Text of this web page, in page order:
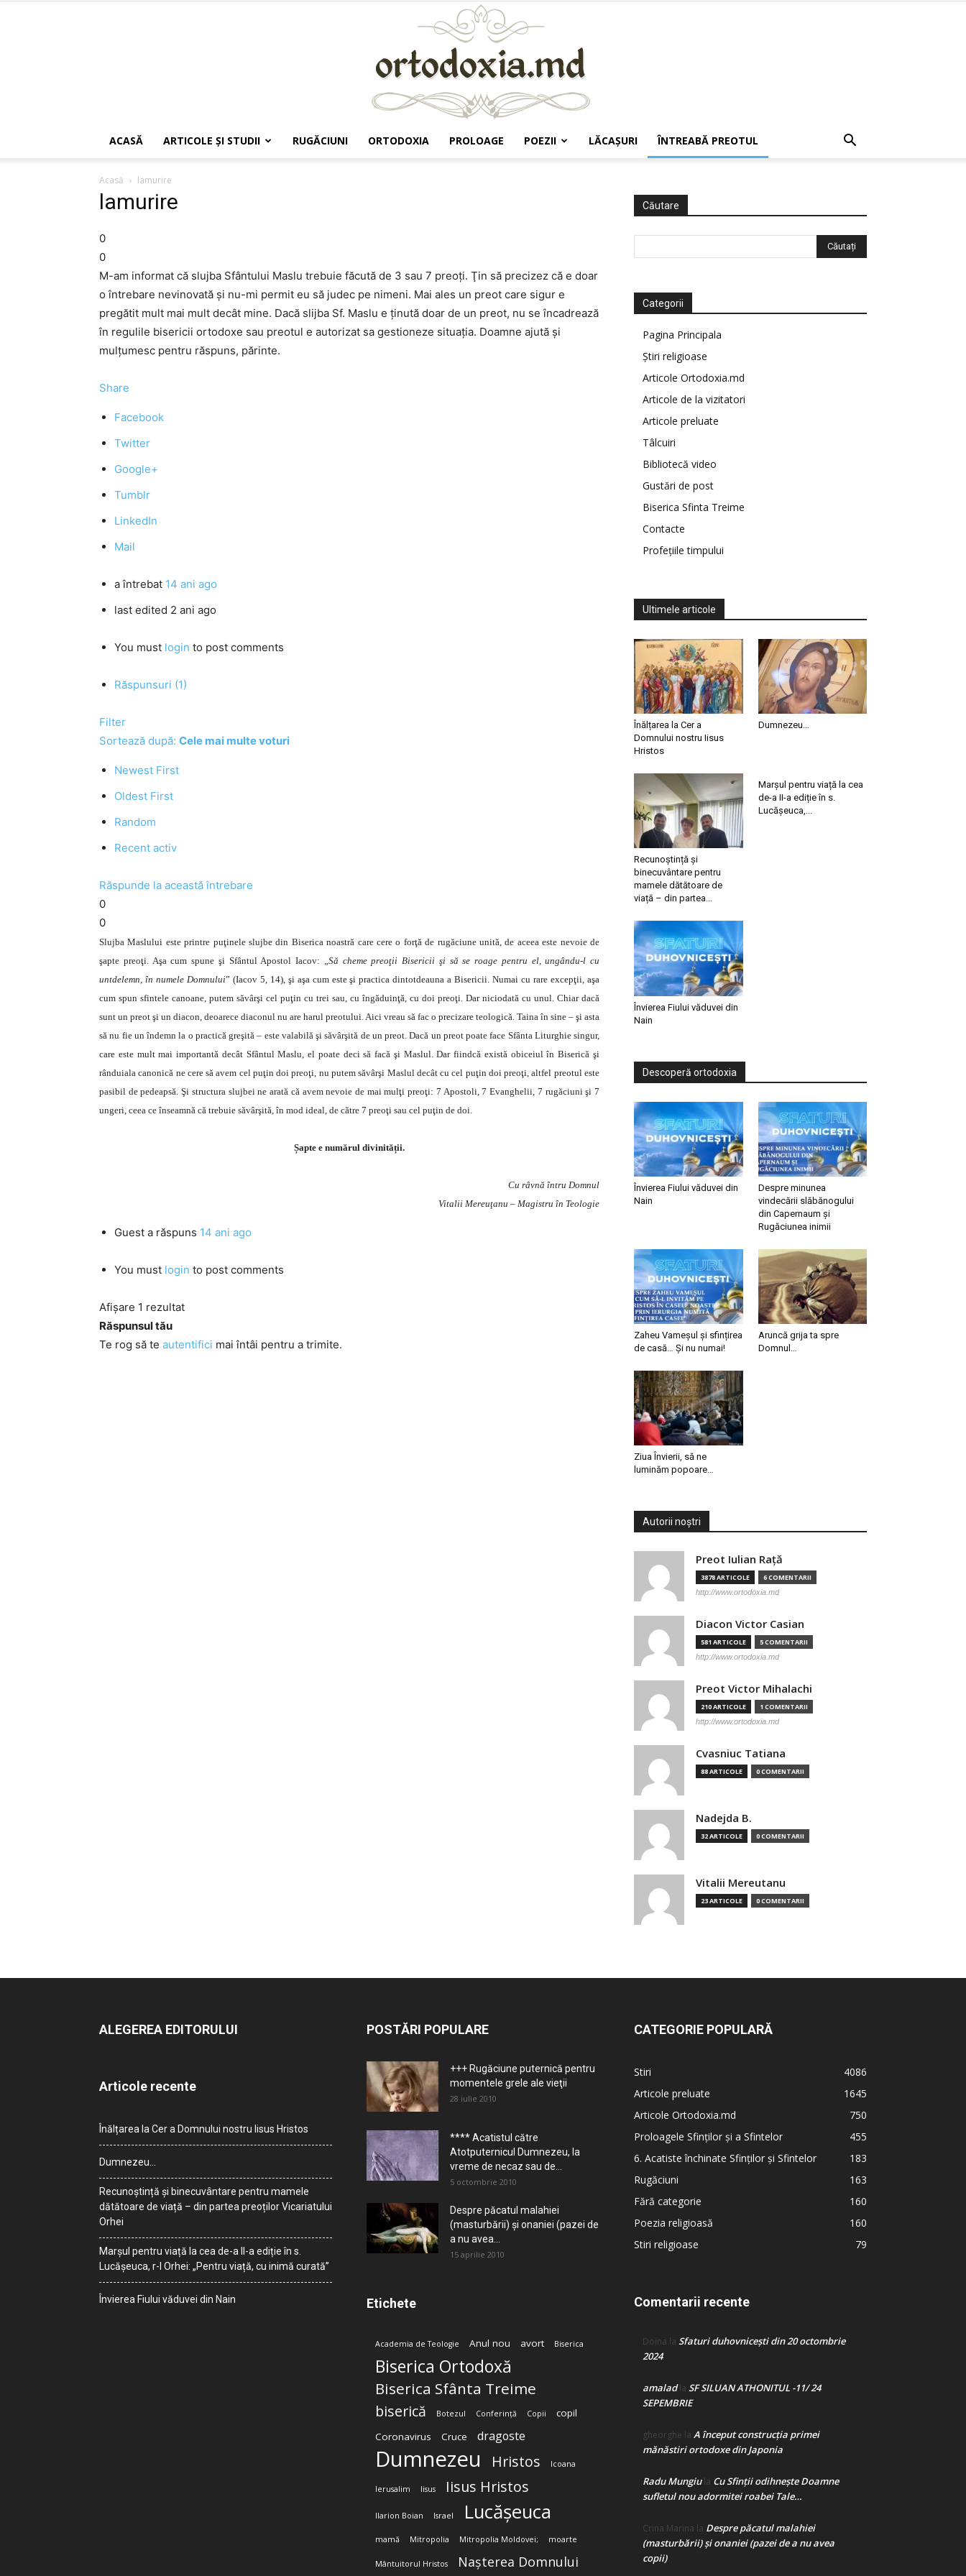
ACASĂ ARTICOLE ŞI STUDII RUGĂCIUNI ORTODOXIA PROLOAGE POEZII LĂCAŞURI ÎNTREABĂ PREOTUL
Acasă lamurire
lamurire
0
0
M-am informat că slujba Sfântului Maslu trebuie făcută de 3 sau 7 preoţi. Ţin să precizez că e doar
o întrebare nevinovată şi nu-mi permit eu să judec pe nimeni. Mai ales un preot care sigur e
pregătit mult mai mult decât mine. Dacă slijba Sf. Maslu e ţinută doar de un preot, nu se încadrează
în regulile bisericii ortodoxe sau preotul e autorizat sa gestioneze situaţia. Doamne ajută şi
mulţumesc pentru răspuns, părinte.
Share
Facebook
Twitter
Google+
Tumblr
LinkedIn
Mail
a întrebat 14 ani ago
last edited 2 ani ago
You must login to post comments
Răspunsuri (1)
Filter
Sortează după: Cele mai multe voturi
Newest First
Oldest First
Random
Recent activ
Răspunde la această întrebare
0
0
Slujba Maslului este printre puţinele slujbe din Biserica noastră care cere o forţă de rugăciune unită, de aceea este nevoie de
şapte preoţi. Aşa cum spune şi Sfântul Apostol Iacov: „Să cheme preoţii Bisericii şi să se roage pentru el, ungându-l cu
untdelemn, în numele Domnului” (Iacov 5, 14), şi aşa cum este şi practica dintotdeauna a Bisericii. Numai cu rare excepţii, aşa
cum spun sfintele canoane, putem săvârşi cel puţin cu trei sau, cu îngăduinţă, cu doi preoţi. Dar niciodată cu unul. Chiar dacă
sunt un preot şi un diacon, deoarece diaconul nu are harul preotului. Aici vreau să fac o precizare teologică. Taina în sine – şi asta
să nu fie un îndemn la o practică greşită – este valabilă şi săvârşită de un preot. Dacă un preot poate face Sfânta Liturghie singur,
care este mult mai importantă decât Sfântul Maslu, el poate deci să facă şi Maslul. Dar fiindcă există obiceiul în Biserică şi
rânduiala canonică ne cere să avem cel puţin doi preoţi, nu putem săvârşi Maslul decât cu cel puţin doi preoţi, altfel preotul este
pasibil de pedeapsă. Şi structura slujbei ne arată că avem nevoie de mai mulţi preoţi: 7 Apostoli, 7 Evanghelii, 7 rugăciuni şi 7
ungeri, ceea ce înseamnă că trebuie săvârşită, în mod ideal, de către 7 preoţi sau cel puţin de doi.
Șapte e numărul divinității.
Cu râvnă întru Domnul
Vitalii Mereuţanu – Magistru în Teologie
Guest a răspuns 14 ani ago
You must login to post comments
Afișare 1 rezultat
Răspunsul tău
Te rog să te autentifici mai întâi pentru a trimite.
Căutare
Categorii
Pagina Principala
Știri religioase
Articole Ortodoxia.md
Articole de la vizitatori
Articole preluate
Tâlcuiri
Bibliotecă video
Gustări de post
Biserica Sfinta Treime
Contacte
Profețiile timpului
Ultimele articole
Înălțarea la Cer a
Domnului nostru Iisus
Hristos
Dumnezeu…
Recunoștință și
binecuvântare pentru
mamele dătătoare de
viață – din partea...
Marșul pentru viață la cea
de-a II-a ediție în s.
Lucășeuca,...
Învierea Fiului văduvei din
Nain
Descoperă ortodoxia
Învierea Fiului văduvei din
Nain
Despre minunea
vindecării slăbănogului
din Capernaum și
Rugăciunea inimii
Zaheu Vameșul și sfințirea
de casă… Și nu numai!
Aruncă grija ta spre
Domnul…
Ziua Învierii, să ne
luminăm popoare…
Autorii noștri
Preot Iulian Raţă
3878 ARTICOLE 6 COMENTARII
http://www.ortodoxia.md
Diacon Victor Casian
581 ARTICOLE 5 COMENTARII
http://www.ortodoxia.md
Preot Victor Mihalachi
210 ARTICOLE 1 COMENTARII
http://www.ortodoxia.md
Cvasniuc Tatiana
88 ARTICOLE 0 COMENTARII
Nadejda B.
32 ARTICOLE 0 COMENTARII
Vitalii Mereutanu
23 ARTICOLE 0 COMENTARII
ALEGEREA EDITORULUI
Articole recente
Înălțarea la Cer a Domnului nostru Iisus Hristos
Dumnezeu…
Recunoștință și binecuvântare pentru mamele
dătătoare de viață – din partea preoților Vicariatului
Orhei
Marșul pentru viață la cea de-a II-a ediție în s.
Lucășeuca, r-l Orhei: „Pentru viață, cu inimă curată”
Învierea Fiului văduvei din Nain
POSTĂRI POPULARE
+++ Rugăciune puternică pentru
momentele grele ale vieţii
28 iulie 2010
**** Acatistul către
Atotputernicul Dumnezeu, la
vreme de necaz sau de...
5 octombrie 2010
Despre păcatul malahiei
(masturbării) şi onaniei (pazei de
a nu avea...
15 aprilie 2010
Etichete
Academia de Teologie Anul nou avort Biserica
Biserica Ortodoxă
Biserica Sfânta Treime
biserică Botezul Conferință Copii
copil
Coronavirus
Cruce dragoste
Dumnezeu Hristos Icoana
Ierusalim Iisus Iisus Hristos
Ilarion Boian Israel Lucășeuca
mamă Mitropolia Mitropolia Moldovei; moarte
Mântuitorul Hristos Nașterea Domnului
CATEGORIE POPULARĂ
Stiri
4086
Articole preluate
1645
Articole Ortodoxia.md
750
Proloagele Sfinților și a Sfintelor
455
6. Acatiste închinate Sfinților și Sfintelor
183
Rugăciuni
163
Fără categorie
160
Poezia religioasă
160
Stiri religioase
79
Comentarii recente
Doina la Sfaturi duhovnicești din 20 octombrie
2024
amaladla SF SILUAN ATHONITUL -11/ 24
SEPEMBRIE
gheorghe la A început construcţia primei
mănăstiri ortodoxe din Japonia
Radu Mungiula Cu Sfinții odihnește Doamne
sufletul nou adormitei roabei Tale…
Crina Marina la Despre păcatul malahiei
(masturbării) şi onaniei (pazei de a nu avea
copii)